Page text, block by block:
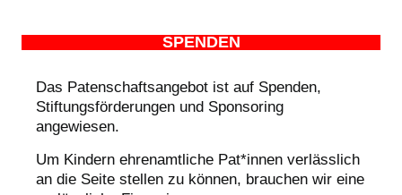
SPENDEN
Das Patenschaftsangebot ist auf Spenden,
Stiftungsförderungen und Sponsoring
angewiesen.
Um Kindern ehrenamtliche Pat*innen verlässlich
an die Seite stellen zu können, brauchen wir eine